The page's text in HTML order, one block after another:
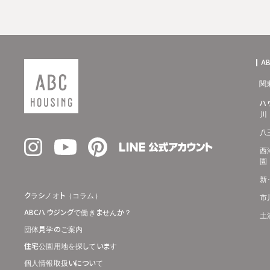
関
ハ
川
八
西
園
新
市
土
クラシノオト（コラム）
ABCハウジングで働きませんか？
団体見学のご案内
住宅公園用地を探しています
個人情報取扱いについて